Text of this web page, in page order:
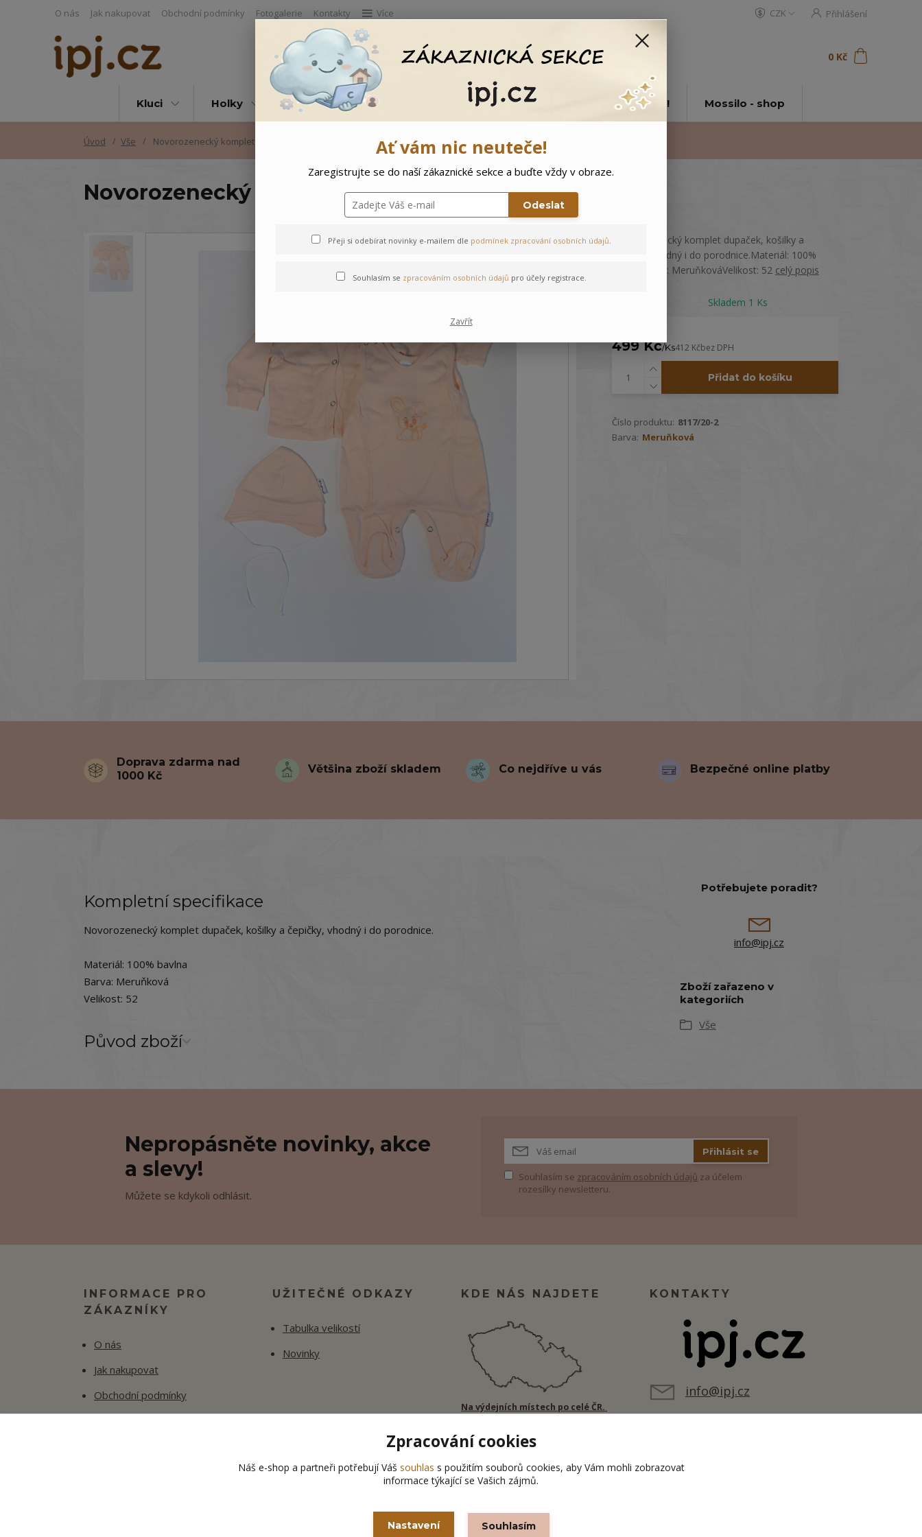
O nás Jak nakupovat Obchodní podmínky Fotogalerie Kontakty Více CZK Přihlášení
Hledat 0 Kč
Kluci Holky Vše Doprodej Ostatní 🌲 Vítejte ve světě Mossilo! Mossilo - shop
Úvod Vše Novorozenecký komplet Zajíček - Meruňková
Novorozenecký komplet Zajíček - Meruňková
Novorozenecký komplet dupaček, košilky a
čepičky, vhodný i do porodnice.Materiál: 100%
bavlnaBarva: MeruňkováVelikost: 52 celý popis
Skladem 1 Ks
499 Kč/Ks412 Kčbez DPH
Přidat do košíku
Číslo produktu: 8117/20-2
Barva: Meruňková
Doprava zdarma nad
1000 Kč
Většina zboží skladem Co nejdříve u vás Bezpečné online platby
Kompletní specifikace
Novorozenecký komplet dupaček, košilky a čepičky, vhodný i do porodnice.
Materiál: 100% bavlna
Barva: Meruňková
Velikost: 52
Původ zboží
Potřebujete poradit?
info@ipj.cz
Zboží zařazeno v
kategoriích
Vše
Nepropásněte novinky, akce
a slevy!
Můžete se kdykoli odhlásit.
Přihlásit se
Souhlasím se zpracováním osobních údajů za účelem
rozesílky newsletteru.
INFORMACE PRO
ZÁKAZNÍKY
O nás
Jak nakupovat
Obchodní podmínky
UŽITEČNÉ ODKAZY
Tabulka velikostí
Novinky
KDE NÁS NAJDETE
Na výdejních místech po celé ČR.
KONTAKTY
info@ipj.cz
Ať vám nic neuteče!
Zaregistrujte se do naší zákaznické sekce a buďte vždy v obraze.
Odeslat
Přeji si odebírat novinky e-mailem dle podmínek zpracování osobních údajů.
Souhlasím se zpracováním osobních údajů pro účely registrace.
Zavřít
Zpracování cookies
Náš e-shop a partneři potřebují Váš souhlas s použitím souborů cookies, aby Vám mohli zobrazovat
informace týkající se Vašich zájmů.
Nastavení Souhlasím